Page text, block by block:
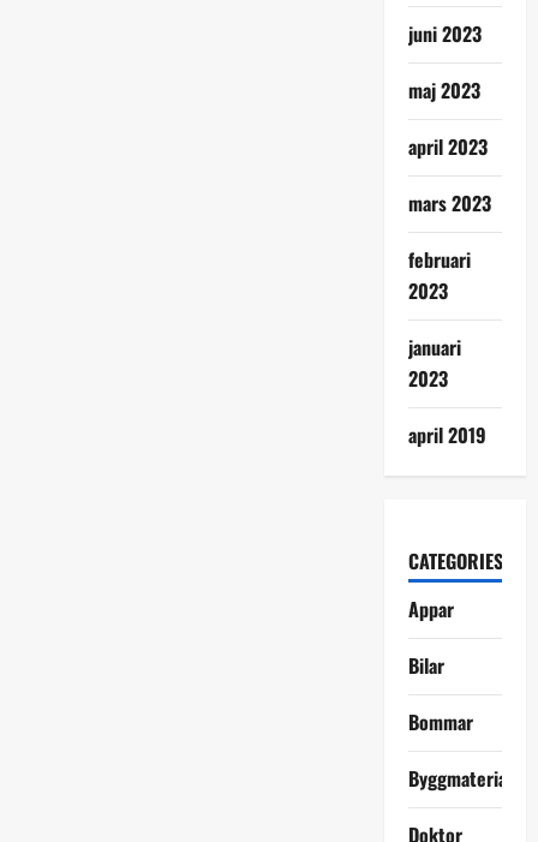
juni 2023
maj 2023
april 2023
mars 2023
februari
2023
januari
2023
april 2019
CATEGORIES
Appar
Bilar
Bommar
Byggmaterial
Doktor